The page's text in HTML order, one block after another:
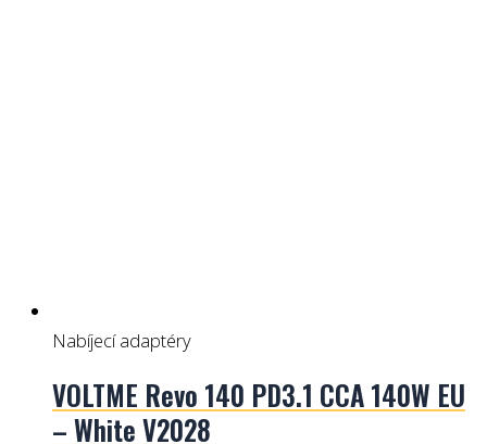
Nabíjecí adaptéry
VOLTME Revo 140 PD3.1 CCA 140W EU
– White V2028